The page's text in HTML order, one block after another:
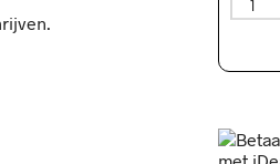
Glow